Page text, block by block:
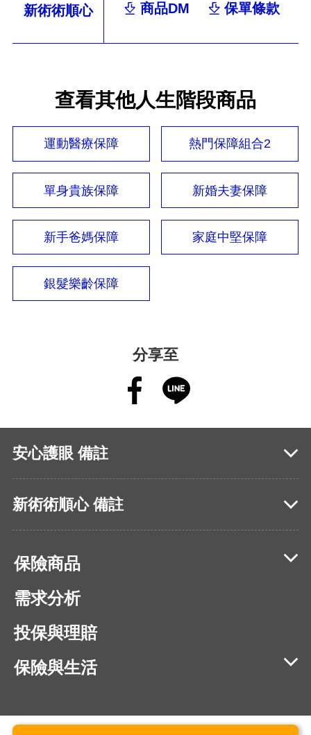
新術術順心 商品DM 保單條款
查看其他人生階段商品
運動醫療保障 熱門保障組合2
單身貴族保障 新婚夫妻保障
新手爸媽保障 家庭中堅保障
銀髮樂齡保障
分享至
安心護眼 備註
新術術順心 備註
保險商品
需求分析
投保與理賠
保險與生活